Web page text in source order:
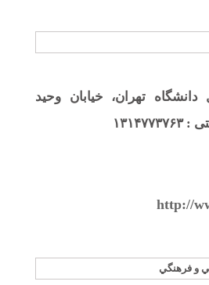
دانشگاه تهران، خيابان وحيد
http://